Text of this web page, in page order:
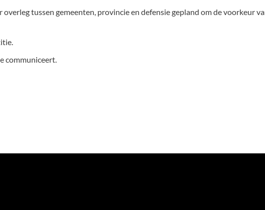
overleg tussen gemeenten, provincie en defensie gepland om de voorkeur
communiceert.